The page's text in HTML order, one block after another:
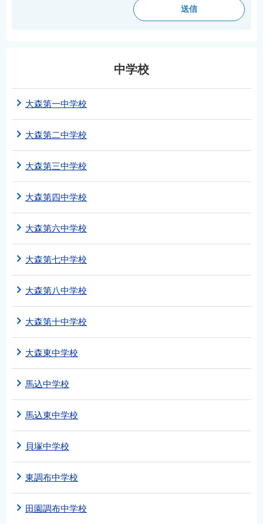
中学校
大森第一中学校
大森第二中学校
大森第三中学校
大森第四中学校
大森第六中学校
大森第七中学校
大森第八中学校
大森第十中学校
大森東中学校
馬込中学校
馬込東中学校
貝塚中学校
東調布中学校
田園調布中学校
Filipino